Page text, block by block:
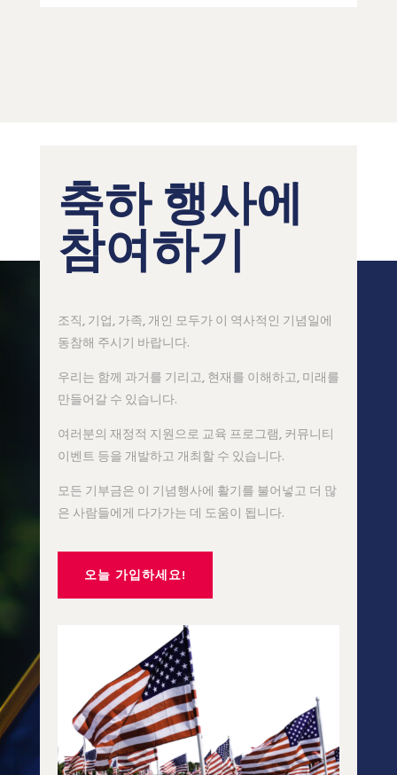
축하 행사에
참여하기
조직, 기업, 가족, 개인 모두가 이 역사적인 기념일에
동참해 주시기 바랍니다.
우리는 함께 과거를 기리고, 현재를 이해하고, 미래를
만들어갈 수 있습니다.
여러분의 재정적 지원으로 교육 프로그램, 커뮤니티
이벤트 등을 개발하고 개최할 수 있습니다.
모든 기부금은 이 기념행사에 활기를 불어넣고 더 많
은 사람들에게 다가가는 데 도움이 됩니다.
오늘 가입하세요!